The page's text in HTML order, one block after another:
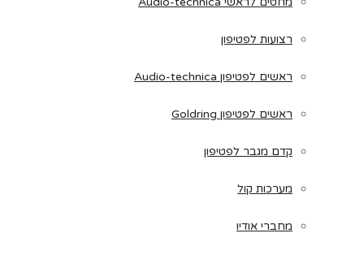
רצועות לפטיפון
ראשים לפטיפון Audio-technica
ראשים לפטיפון Goldring
קדם מגבר לפטיפון
מערכות קול
מחברי אודיו